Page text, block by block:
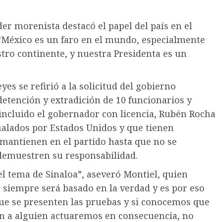
morenista destacó el papel del país en el
es un faro en el mundo, especialmente
continente, y nuestra Presidenta es un
se refirió a la solicitud del gobierno
y extradición de 10 funcionarios y
el gobernador con licencia, Rubén Rocha
por Estados Unidos y que tienen
en el partido hasta que no se
su responsabilidad.
tema de Sinaloa”, aseveró Montiel, quien
será basado en la verdad y es por eso
se presenten las pruebas y si conocemos que
a alguien actuaremos en consecuencia, no